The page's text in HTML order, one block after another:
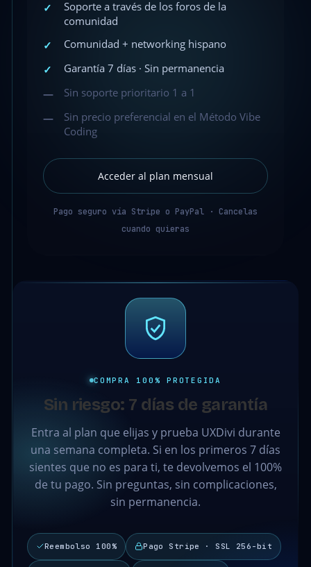
✓
Soporte a través de los foros de la
comunidad
✓
Comunidad + networking hispano
✓
Garantía 7 días · Sin permanencia
—
Sin soporte prioritario 1 a 1
—
Sin precio preferencial en el Método Vibe
Coding
Acceder al plan mensual
Pago seguro vía Stripe o PayPal · Cancelas
cuando quieras
COMPRA 100% PROTEGIDA
Sin riesgo: 7 días de garantía
Entra al plan que elijas y prueba UXDivi durante
una semana completa. Si en los primeros 7 días
sientes que no es para ti, te devolvemos el 100%
de tu pago. Sin preguntas, sin complicaciones,
sin permanencia.
Reembolso 100% Pago Stripe · SSL 256-bit